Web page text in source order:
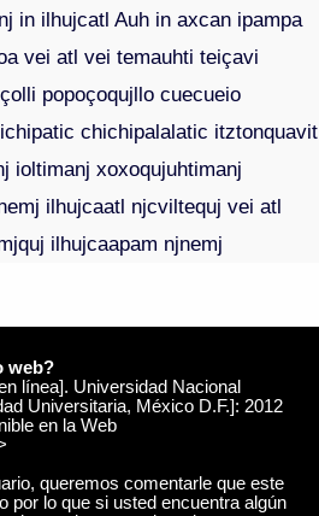
in ilhujcatl Auh in axcan ipampa
vei atl vei temauhti teiçavi
popoçoqujllo cuecueio
chichipalalatic
ioltimanj xoxoqujuhtimanj
ilhujcaatl njcviltequj vei atl
ilhujcaapam njnemj
web?
línea]. Universidad Nacional
Universitaria, México D.F.]: 2012
en la Web
queremos comentarle que este
por lo que si usted encuentra algún